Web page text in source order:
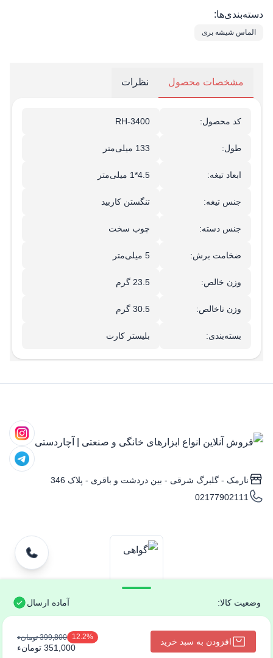
12.2% 399,800 تومانء
351,000 تومانء
افزودن به سبد خرید
وضعیت کالا: آماده ارسال
دسته‌بندی‌ها:
الماس شیشه بری
مشخصات محصول نظرات
کد محصول: RH-3400
طول: 133 میلی‌متر
ابعاد تیغه: 4.5*1 میلی‌متر
جنس تیغه: تنگستن کاربید
جنس دسته: چوب سخت
ضخامت برش: 5 میلی‌متر
وزن خالص: 23.5 گرم
وزن ناخالص: 30.5 گرم
بسته‌بندی: بلیستر کارت
نارمک - گلبرگ شرقی - بین دردشت و باقری - پلاک 346
02177902111
آچاردستی است.